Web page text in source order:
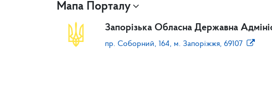
Мапа Порталу
Запорізька Обласна Державна
пр. Соборний, 164, м. Запоріжжя, 69107